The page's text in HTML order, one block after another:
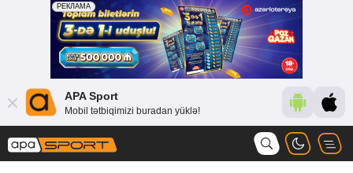
APA Sport
Mobil tətbiqimizi buradan yüklə!